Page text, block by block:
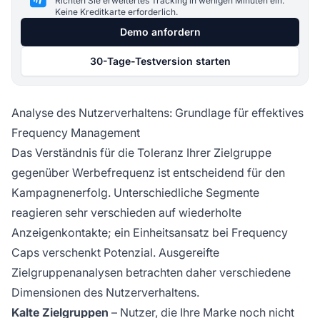
Keine Kreditkarte erforderlich.
Demo anfordern
30-Tage-Testversion starten
Analyse des Nutzerverhaltens: Grundlage für effektives
Frequency Management
Das Verständnis für die Toleranz Ihrer Zielgruppe
gegenüber Werbefrequenz ist entscheidend für den
Kampagnenerfolg. Unterschiedliche Segmente
reagieren sehr verschieden auf wiederholte
Anzeigenkontakte; ein Einheitsansatz bei Frequency
Caps verschenkt Potenzial. Ausgereifte
Zielgruppenanalysen betrachten daher verschiedene
Dimensionen des Nutzerverhaltens.
Kalte Zielgruppen – Nutzer, die Ihre Marke noch nicht